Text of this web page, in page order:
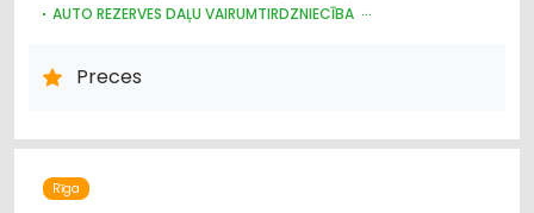
AUTO REZERVES DAĻU VAIRUMTIRDZNIECĪBA
DAĻAS
AUTOSERVISU APRĪKOJUMS
Preces
Rīga